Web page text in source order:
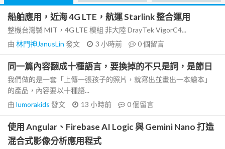
船舶應用，近海 4G LTE，航運 Starlink 整合運用
整機台灣製 MIT，4G LTE 模組 非大陸 DrayTek VigorC4...
由 林門神JanusLin 發文 3 小時前 0個留言
同一篇內容翻成十種語言，要換掉的不只是詞，是節日
我們做的是一套「上傳一張孩子的照片，就寫出並畫出一本繪本」
的產品，內容要以十種語...
由 lumorakids 發文 13 小時前 0個留言
使用 Angular、Firebase AI Logic 與 Gemini Nano 打造
混合式影像分析應用程式